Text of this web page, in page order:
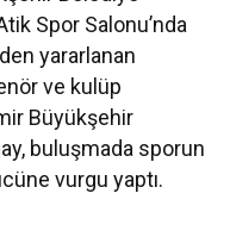
Spor Salonu’nda
yararlanan
ve kulüp
Büyükşehir
buluşmada sporun
vurgu yaptı.